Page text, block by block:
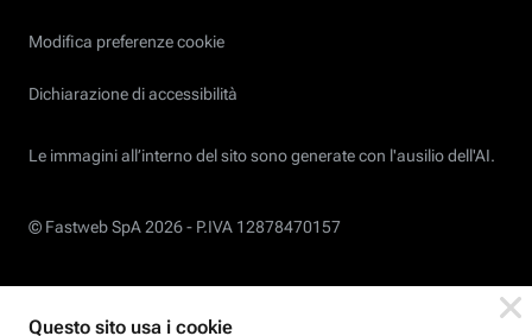
Modifica preferenze cookie
Dichiarazione di accessibilità
Le immagini all’interno del sito sono generate con l'ausilio dell'AI.
© Fastweb SpA 2026 - P.IVA 12878470157